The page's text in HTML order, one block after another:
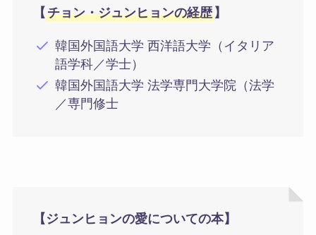
【チョン・ジュンヒョンの経歴】
韓国外国語大学 西洋語大学（イタリア
語学科／学士）
韓国外国語大学 法学専門大学院（法学
／専門修士
【ジュンヒョンの愛についての本】